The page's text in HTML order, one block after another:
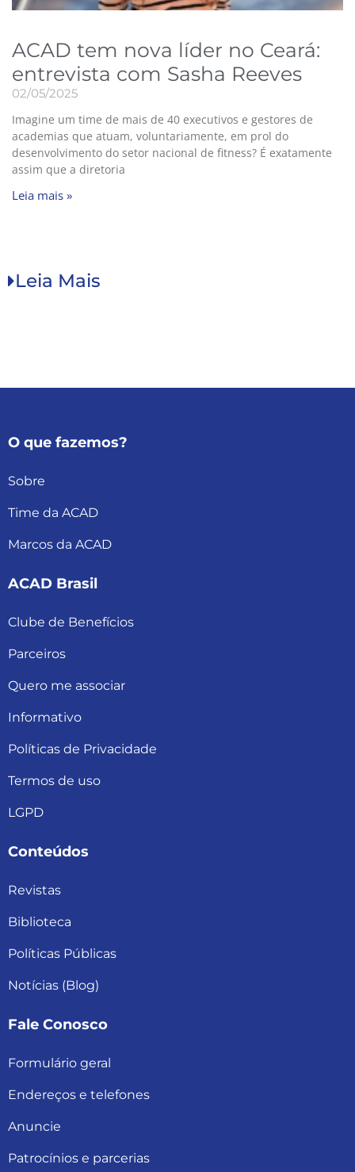
ACAD tem nova líder no Ceará:
entrevista com Sasha Reeves
02/05/2025
Imagine um time de mais de 40 executivos e gestores de
academias que atuam, voluntariamente, em prol do
desenvolvimento do setor nacional de fitness? É exatamente
assim que a diretoria
Leia mais »
Leia Mais
O que fazemos?
Sobre
Time da ACAD
Marcos da ACAD
ACAD Brasil
Clube de Benefícios
Parceiros
Quero me associar
Informativo
Políticas de Privacidade
Termos de uso
LGPD
Conteúdos
Revistas
Biblioteca
Políticas Públicas
Notícias (Blog)
Fale Conosco
Formulário geral
Endereços e telefones
Anuncie
Patrocínios e parcerias